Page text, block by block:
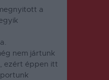
a
nem jártunk
ezért éppen itt